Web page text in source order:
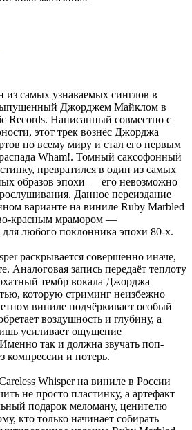
из самых узнаваемых синглов в
Джорджем Майклом в
Records. Написанный совместно с
этот трек вознёс Джорджа
по всему миру и стал его первым
Wham!. Томный саксофонный
превратился в один из самых
образов эпохи — его невозможно
Данное переиздание
варианте на виниле Ruby Marbled
красным мрамором —
для любого поклонника эпохи 80-х.
раскрывается совершенно иначе,
Аналоговая запись передаёт теплоту
тембр вокала Джорджа
которую стриминг неизбежно
виниле подчёркивает особый
воздушность и глубину, а
усиливает ощущение
так и должна звучать поп-
компрессии и потерь.
Whisper на виниле в России
не просто пластинку, а артефакт
подарок меломану, ценителю
кто только начинает собирать